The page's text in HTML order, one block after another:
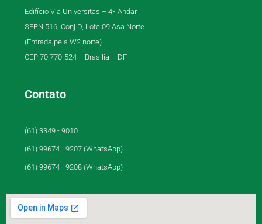
Edifício Via Universitas – 4º Andar
SEPN 516, Conj D, Lote 09 Asa Norte
(Entrada pela W2 norte)
CEP 70.770-524 – Brasília – DF
Contato
(61) 3349 - 9010
(61) 99674 - 9207 (WhatsApp)
(61) 99674 - 9208 (WhatsApp)